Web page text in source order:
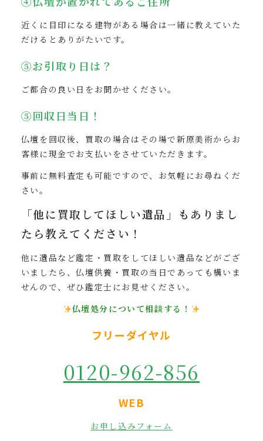
近くに目印になる建物がある場合は一緒に教えていた
だけるとありがたいです。
⑤お引取り日は？
ご都合の良い日をお聞かせください。
⑤回収日当日！
仏壇を回収後、買取の場合はその場で新原美術からお
客様に現金でお支払いをさせていただきます。
事前に無料査定も可能ですので、お気軽にお尋ねくだ
さい。
「他に買取してほしい遺品」も ありまし
たら教えてください！
他に遺品など鑑定・買取をしてほしい遺品などがござ
いましたら、仏壇供養・買取の当日であっても構いま
せんので、ぜひ鑑定士にお見せください。
仏壇処分について相談する！
フリーダイヤル
0120-962-856
WEB
お申し込みフォーム